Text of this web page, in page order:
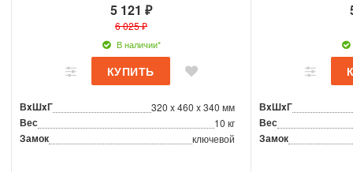
5 121 ₽
6 025 ₽
В наличии*
ВxШxГ 320 x 460 x 340 мм
Вес 10 кг
Замок ключевой
ВxШxГ
Вес
Замок